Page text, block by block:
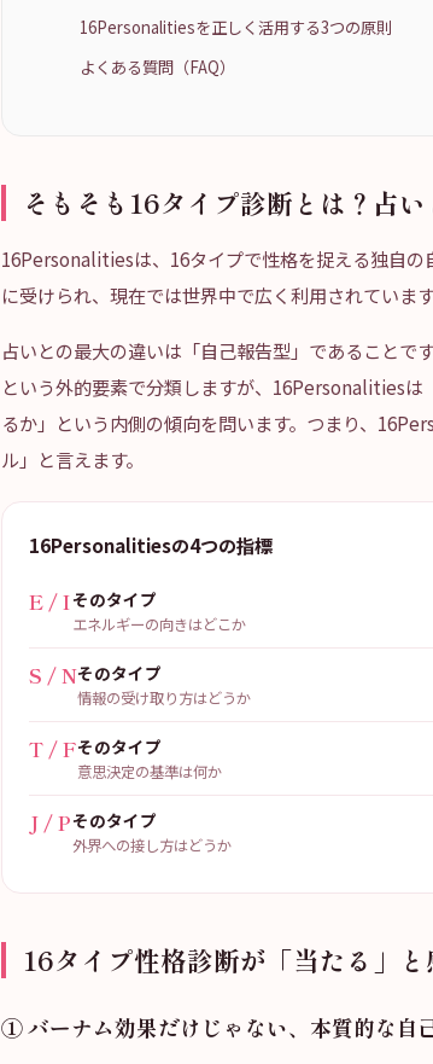
16Personalitiesを正しく活用する3つの原則
よくある質問（FAQ）
そもそも16タイプ診断とは？占い
16Personalitiesは、16タイプで性格を捉える独自
に受けられ、現在では世界中で広く利用されています
占いとの最大の違いは「自己報告型」であることで
という外的要素で分類しますが、16Personalities
るか」という内側の傾向を問います。つまり、
ル」と言えます。
16Personalitiesの4つの指標
E / Iそのタイプ
エネルギーの向きはどこか
S / Nそのタイプ
情報の受け取り方はどうか
T / Fそのタイプ
意思決定の基準は何か
J / Pそのタイプ
外界への接し方はどうか
16タイプ性格診断が「当たる」
① バーナム効果だけじゃない、本質的な自